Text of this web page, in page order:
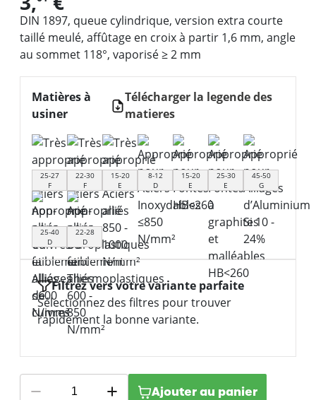
DIN 1897, queue cylindrique, version extra courte
taillé meulé, affûtage en croix à partir 1,6 mm, angle
au sommet 118°, vaporisé ≥ 2 mm
Matières à
usiner
Télécharger la legende des
matieres
25-27
F
22-30
F
15-20
E
8-12
D
15-20
E
25-30
E
45-50
G
25-40
D
22-28
D
Filtrez vers votre variante parfaite
Sélectionnez des filtres pour trouver
rapidement la bonne variante.
Ajouter au panier